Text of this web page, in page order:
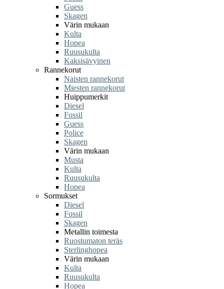
Guess
Skagen
Värin mukaan
Kulta
Hopea
Ruusukulta
Kaksisävyinen
Rannekorut
Naisten rannekorut
Miesten rannekorut
Huippumerkit
Diesel
Fossil
Guess
Police
Skagen
Värin mukaan
Musta
Kulta
Ruusukulta
Hopea
Sormukset
Diesel
Fossil
Skagen
Metallin toimesta
Ruostumaton teräs
Sterlinghopea
Värin mukaan
Kulta
Ruusukulta
Hopea